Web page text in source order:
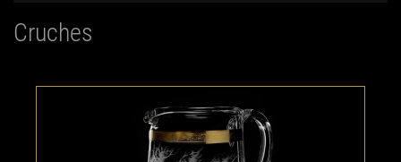
Cruches